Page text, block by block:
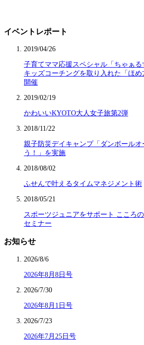
イベントレポート
2019/04/26
子育てママ応援スペシャル「ちゃぁ
キッズコーチングを取り入れた「ほ
開催
2019/02/19
かわいいKYOTO大人女子旅第2弾
2018/11/22
親子防災デイキャンプ「ダンボールオ
う！」を実施
2018/08/02
ふせんで叶えるタイムマネジメント術
2018/05/21
スポーツジュニアをサポート こころ
セミナー
お知らせ
2026/8/6
2026年8月8日号
2026/7/30
2026年8月1日号
2026/7/23
2026年7月25日号